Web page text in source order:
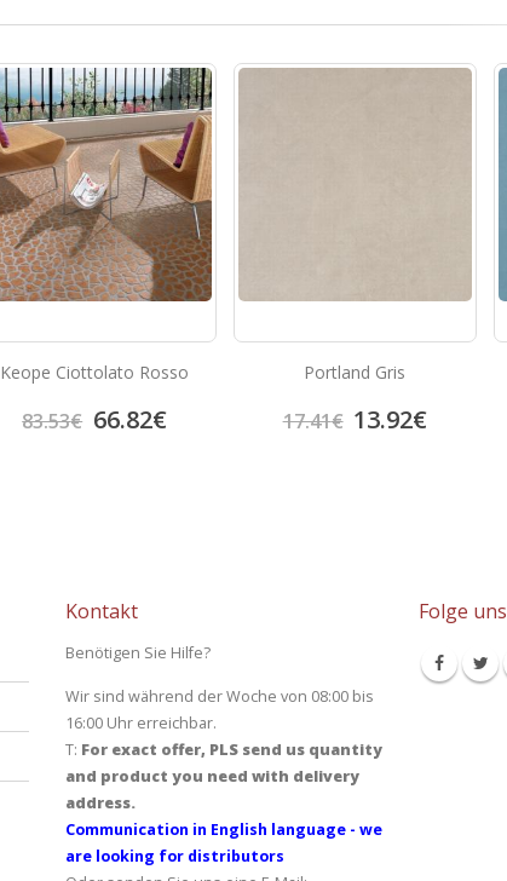
Keope Ciottolato Rosso
83.53€ 66.82€
Portland Gris
17.41€ 13.92€
Kontakt
Benötigen Sie Hilfe?
Wir sind während der Woche von 08:00 bis
16:00 Uhr erreichbar.
T: For exact offer, PLS send us quantity
and product you need with delivery
address.
Communication in English language - we
are looking for distributors
Folge uns